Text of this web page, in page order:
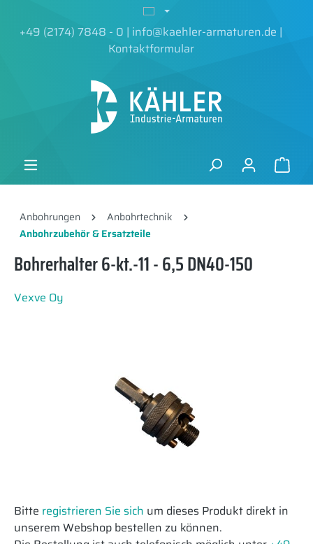
+49 (2174) 7848 - 0 | info@kaehler-armaturen.de |
Kontaktformular
Anbohrungen
Anbohrtechnik
Anbohrzubehör & Ersatzteile
Bohrerhalter 6-kt.-11 - 6,5 DN40-150
Vexve Oy
Bitte registrieren Sie sich um dieses Produkt direkt in
unserem Webshop bestellen zu können.